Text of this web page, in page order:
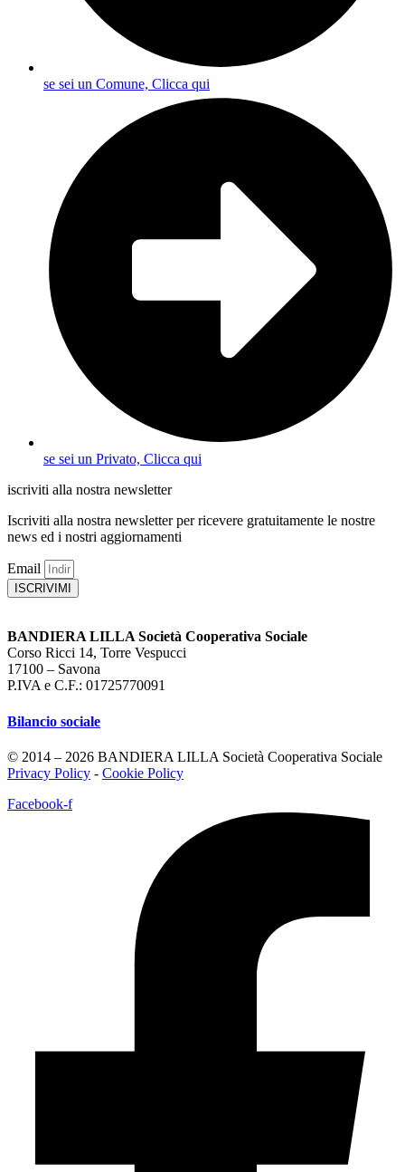
se sei un Comune, Clicca qui
se sei un Privato, Clicca qui
iscriviti alla nostra newsletter
Iscriviti alla nostra newsletter per ricevere gratuitamente le nostre
news ed i nostri aggiornamenti
Email
ISCRIVIMI
BANDIERA LILLA Società Cooperativa Sociale
Corso Ricci 14, Torre Vespucci
17100 – Savona
P.IVA e C.F.: 01725770091
Bilancio sociale
© 2014 – 2026 BANDIERA LILLA Società Cooperativa Sociale
Privacy Policy - Cookie Policy
Facebook-f